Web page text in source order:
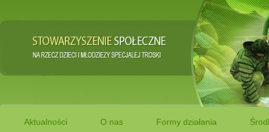
Aktualności O nas Formy działania